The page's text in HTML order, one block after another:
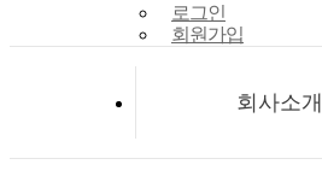
로그인
회원가입
회사소개